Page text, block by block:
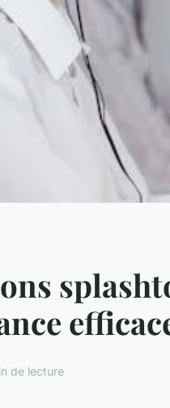
de lecture